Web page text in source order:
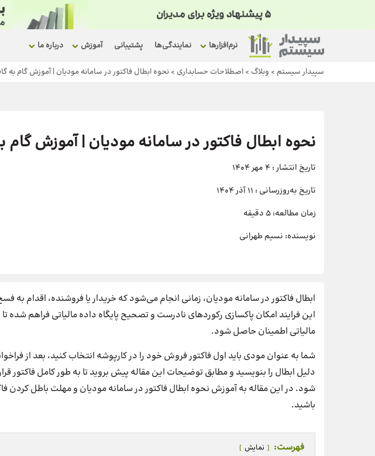
نرم‌افزارها نمایندگی‌ها پشتیبانی آموزش درباره ما
سپیدار سیستم > وبلاگ > اصطلاحات حسابداری >نحوه ابطال فاکتور در سامانه مودیان | آموزش گام به
نحوه ابطال فاکتور در سامانه مودیان | آموزش گام
تاریخ انتشار : 4 مهر 1404
تاریخ به‌روزرسانی : 11 آذر 1404
زمان مطالعه: 5 دقیقه
نویسنده: نسیم طهرانی
ابطال فاکتور در سامانه مودیان، زمانی انجام می‌شود که خریدار یا فروشنده، اقدام به
این فرایند امکان پاکسازی رکوردهای نادرست و تصحیح پایگاه داده مالیاتی فراهم
مالیاتی اطمینان حاصل شود.
شما به عنوان مودی باید اول فاکتور فروش خود را در کارپوشه انتخاب کنید، بعد از
دلیل ابطال را بنویسید و مطابق توضیحات این مقاله پیش بروید تا به طور کامل فاکتور
شود. در این مقاله به آموزش نحوه ابطال فاکتور در سامانه مودیان و مهلت باطل کردن
باشید.
فهرست: نمایش